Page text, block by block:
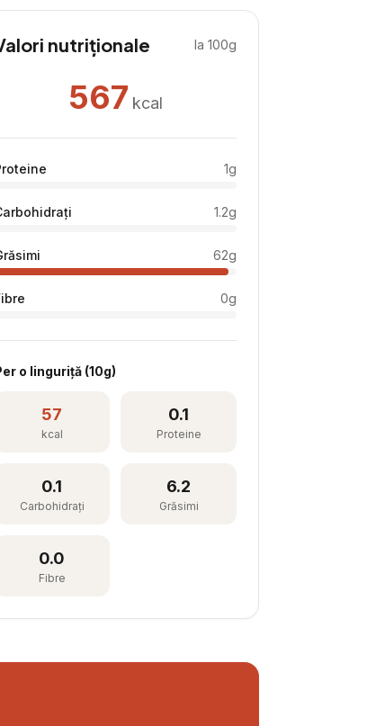
nutriționale la 100g
567 kcal
1g
1.2g
62g
0g
o linguriță (10g)
57
kcal
0.1
Proteine
0.1
Carbohidrați
6.2
Grăsimi
0.0
Fibre